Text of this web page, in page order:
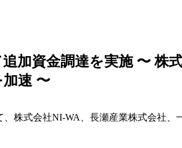
加資金調達を実施 〜 株
速 〜
株式会社NI-WA、長瀬産業株式会社